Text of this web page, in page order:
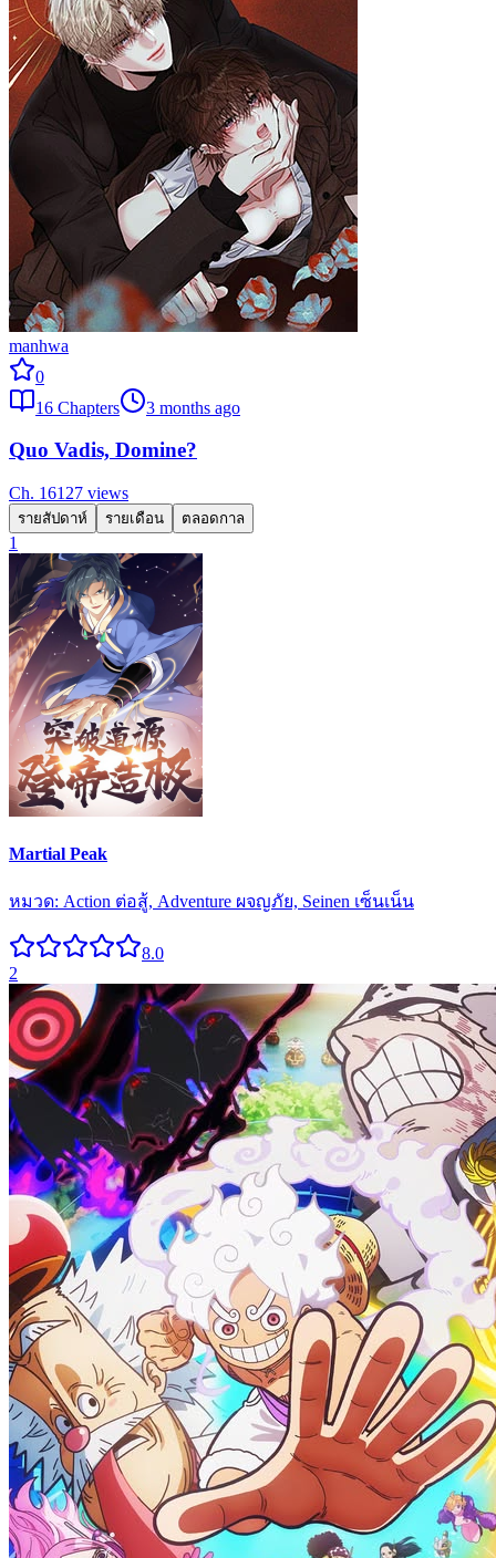
manhwa
0
16 Chapters 3 months ago
Quo Vadis, Domine?
Ch. 16127 views
รายสัปดาห์ รายเดือน ตลอดกาล
1
Martial Peak
หมวด: Action ต่อสู้, Adventure ผจญภัย, Seinen เซ็นเน็น
8.0
2